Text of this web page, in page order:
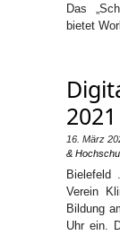
Das
bietet
2021
16. März
&
Bielefeld
Verein
Bildung
Uhr ein.